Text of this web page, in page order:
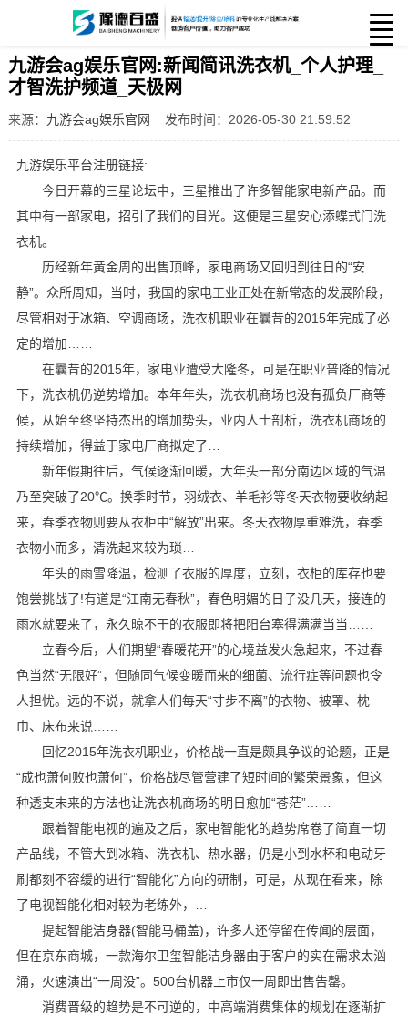
九游会ag娱乐官网:新闻简讯洗衣机_个人护理_
才智洗护频道_天极网
来源： 九游会ag娱乐官网 发布时间：2026-05-30 21:59:52
九游娱乐平台注册链接:
今日开幕的三星论坛中，三星推出了许多智能家电新产品。而
其中有一部家电，招引了我们的目光。这便是三星安心添蝶式门洗
衣机。
历经新年黄金周的出售顶峰，家电商场又回归到往日的“安
静”。众所周知，当时，我国的家电工业正处在新常态的发展阶段，
尽管相对于冰箱、空调商场，洗衣机职业在曩昔的2015年完成了必
定的增加……
在曩昔的2015年，家电业遭受大隆冬，可是在职业普降的情况
下，洗衣机仍逆势增加。本年年头，洗衣机商场也没有孤负厂商等
候，从始至终坚持杰出的增加势头，业内人士剖析，洗衣机商场的
持续增加，得益于家电厂商拟定了…
新年假期往后，气候逐渐回暖，大年头一部分南边区域的气温
乃至突破了20℃。换季时节，羽绒衣、羊毛衫等冬天衣物要收纳起
来，春季衣物则要从衣柜中“解放”出来。冬天衣物厚重难洗，春季
衣物小而多，清洗起来较为琐…
年头的雨雪降温，检测了衣服的厚度，立刻，衣柜的库存也要
饱尝挑战了!有道是“江南无春秋”，春色明媚的日子没几天，接连的
雨水就要来了，永久晾不干的衣服即将把阳台塞得满满当当……
立春今后，人们期望“春暖花开”的心境益发火急起来，不过春
色当然“无限好”，但随同气候变暖而来的细菌、流行症等问题也令
人担忧。远的不说，就拿人们每天“寸步不离”的衣物、被罩、枕
巾、床布来说……
回忆2015年洗衣机职业，价格战一直是颇具争议的论题，正是
“成也萧何败也萧何”，价格战尽管营建了短时间的繁荣景象，但这
种透支未来的方法也让洗衣机商场的明日愈加“苍茫”……
跟着智能电视的遍及之后，家电智能化的趋势席卷了简直一切
产品线，不管大到冰箱、洗衣机、热水器，仍是小到水杯和电动牙
刷都刻不容缓的进行“智能化”方向的研制，可是，从现在看来，除
了电视智能化相对较为老练外，…
提起智能洁身器(智能马桶盖)，许多人还停留在传闻的层面，
但在京东商城，一款海尔卫玺智能洁身器由于客户的实在需求太汹
涌，火速演出“一周没”。500台机器上市仅一周即出售告罄。
消费晋级的趋势是不可逆的，中高端消费集体的规划在逐渐扩